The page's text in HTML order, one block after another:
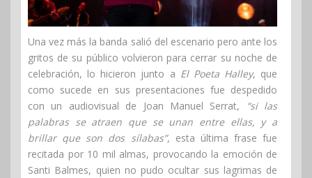
Una vez más la banda salió del escenario pero ante los
gritos de su público volvieron para cerrar su noche de
celebración, lo hicieron junto a El Poeta Halley, que
como sucede en sus presentaciones fue despedido
con un audiovisual de Joan Manuel Serrat,
“si las
palabras se atraen que se unan entre ellas, y a
brillar que son dos sílabas”, esta última frase fue
recitada por 10 mil almas, provocando la emoción de
Santi Balmes, quien no pudo ocultar sus lagrimas de